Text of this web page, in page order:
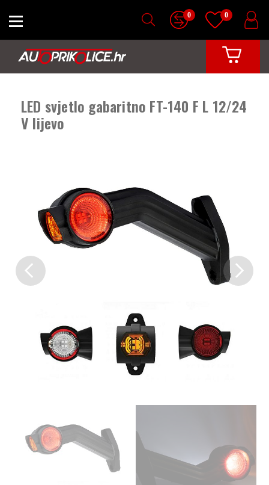
0 0
LED svjetlo gabaritno FT-140 F L 12/24
V lijevo
Previous Next